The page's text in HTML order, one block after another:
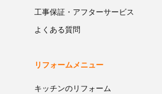
工事保証・アフターサービス
よくある質問
リフォームメニュー
キッチンのリフォーム